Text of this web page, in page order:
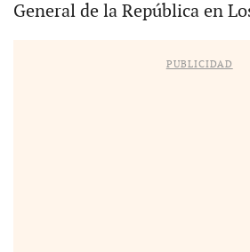
General de la República en
PUBLICIDAD